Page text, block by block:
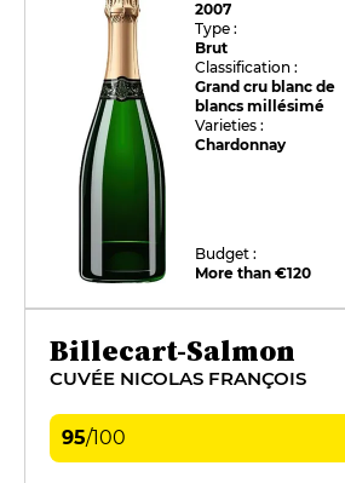
2007
Type :
Brut
Classification :
Grand cru blanc de
blancs millésimé
Varieties :
Chardonnay
Budget :
More than €120
Billecart-Salmon
CUVÉE NICOLAS FRANÇOIS
95/100